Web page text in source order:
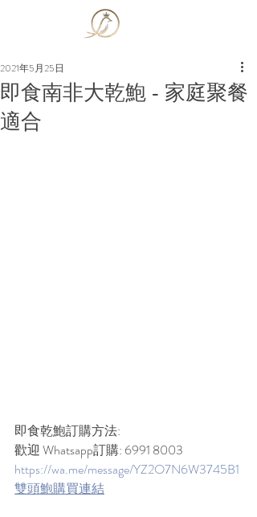
即食南非大乾鮑 - 家庭聚餐
適合
2021年5月25日
即食乾鮑訂購方法:
歡迎 Whatsapp訂購: 6991 8003
https://wa.me/message/YZ2O7N6W3745B1
雙頭鮑購買連結